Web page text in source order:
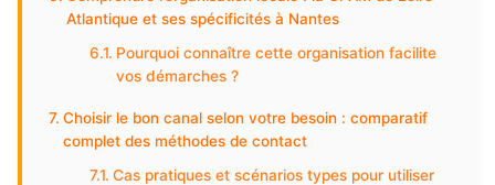
Atlantique et ses spécificités à Nantes
Pourquoi connaître cette organisation facilite
vos démarches ?
Choisir le bon canal selon votre besoin : comparatif
complet des méthodes de contact
Cas pratiques et scénarios types pour utiliser